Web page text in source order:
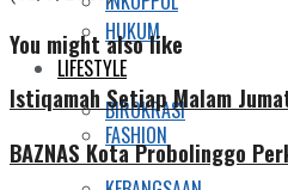
LIFESTYLE
FASHION
HUKUM
BIROKRASI
You might also like
Istiqamah Setiap Malam
BAZNAS Kota Probolinggo